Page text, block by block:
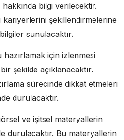
bilgi verilecektir.
şekillendirmelerine
sunulacaktır.
için izlenmesi
şekilde açıklanacaktır.
sürecinde dikkat etmeleri
durulacaktır.
ve işitsel materyallerin
durulacaktır. Bu materyallerin